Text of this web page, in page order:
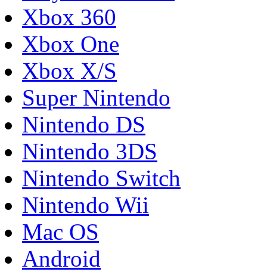
Xbox 360
Xbox One
Xbox X/S
Super Nintendo
Nintendo DS
Nintendo 3DS
Nintendo Switch
Nintendo Wii
Mac OS
Android